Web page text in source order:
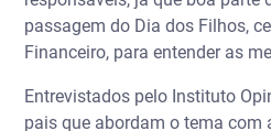
passagem do Dia dos Filhos,
Financeiro, para entender as
Entrevistados pelo Instituto
pais que abordam o tema com